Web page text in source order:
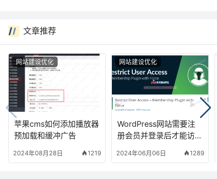
文章推荐
苹果cms如何添加播放器
预加载和缓冲广告
2024年08月28日 1219
网站建设优化
WordPress网站需要注
册会员并登录后才能访问
2024年06月06日 1289
网站建设优化